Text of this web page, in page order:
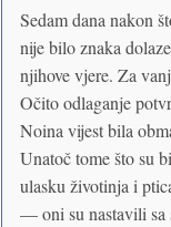
Sedam dana nakon
nije bilo znaka
njihove vjere. Za
Očito odlaganje
Noina vijest bila
Unatoč tome što su
ulasku životinja i
— oni su nastavili sa